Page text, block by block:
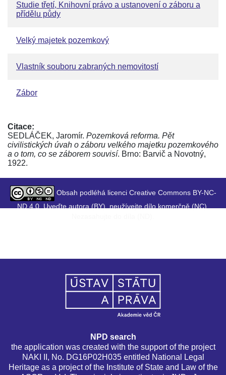
Studie třetí, Knihovní právo a ustanovení o záboru a
přídělu půdy
Velký majetek pozemkový
Vlastník souboru zabraných nemovitostí
Zábor
Citace:
SEDLÁČEK, Jaromír. Pozemková reforma. Pět
civilistických úvah o záboru velkého majetku pozemkového
a o tom, co se záborem souvisí. Brno: Barvič a Novotný,
1922.
Obsah podléhá licenci Creative Commons BY-NC-
ND 4.0. Uveďte autora (BY), neužívejte dílo komerčně (NC),
NPD search
the application was created with the support of the project
NAKI II, No. DG16P02H035 entitled National Legal
Heritage as a project of the Institute of State and Law of the